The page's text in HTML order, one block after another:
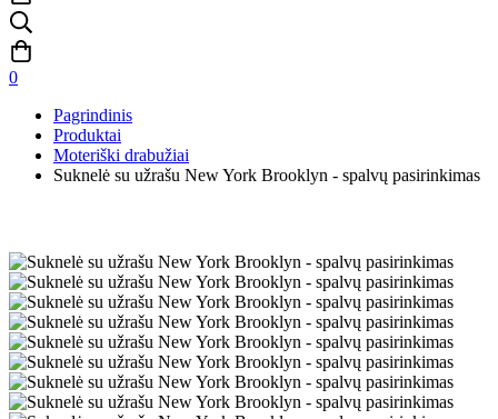
0
Pagrindinis
Produktai
Moteriški drabužiai
Suknelė su užrašu New York Brooklyn - spalvų pasirinkimas